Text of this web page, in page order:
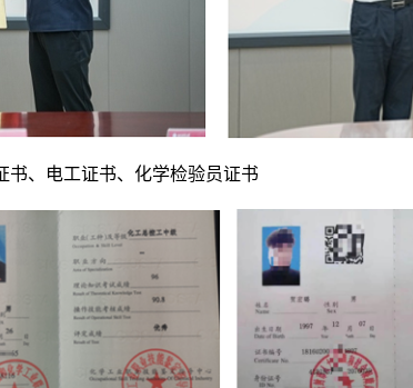
书、电工证书、化学检验员证书